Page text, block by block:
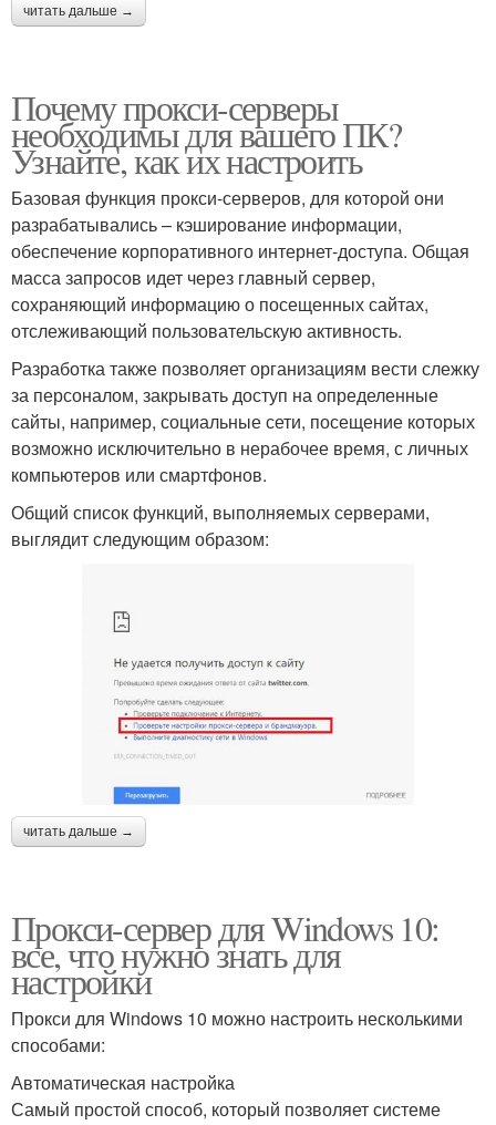
читать дальше →
Почему прокси-серверы
необходимы для вашего ПК?
Узнайте, как их настроить
Базовая функция прокси-серверов, для которой они
разрабатывались – кэширование информации,
обеспечение корпоративного интернет-доступа. Общая
масса запросов идет через главный сервер,
сохраняющий информацию о посещенных сайтах,
отслеживающий пользовательскую активность.
Разработка также позволяет организациям вести слежку
за персоналом, закрывать доступ на определенные
сайты, например, социальные сети, посещение которых
возможно исключительно в нерабочее время, с личных
компьютеров или смартфонов.
Общий список функций, выполняемых серверами,
выглядит следующим образом:
читать дальше →
Прокси-сервер для Windows 10:
все, что нужно знать для
настройки
Прокси для Windows 10 можно настроить несколькими
способами:
Автоматическая настройка
Самый простой способ, который позволяет системе